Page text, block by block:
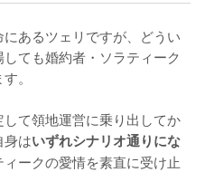
あるツェリですが、どうい
ても婚約者・ソラティーク
。
て領地運営に乗り出してか
身はいずれシナリオ通りにな
ークの愛情を素直に受け止